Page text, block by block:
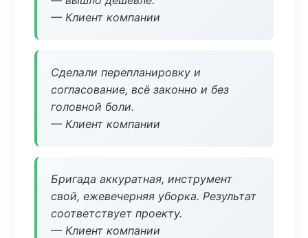
— Клиент компании
Сделали перепланировку и
согласование, всё законно и без
головной боли.
— Клиент компании
Бригада аккуратная, инструмент
свой, ежевечерняя уборка. Результат
соответствует проекту.
— Клиент компании